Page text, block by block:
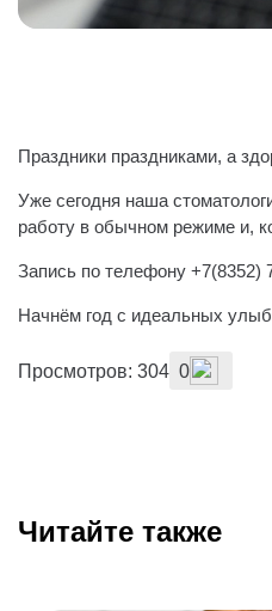
Праздники праздниками, а
Уже сегодня наша
работу в обычном режиме и,
Запись по телефону +7(8352)
Начнём год с идеальных
Просмотров: 304 0
Читайте также